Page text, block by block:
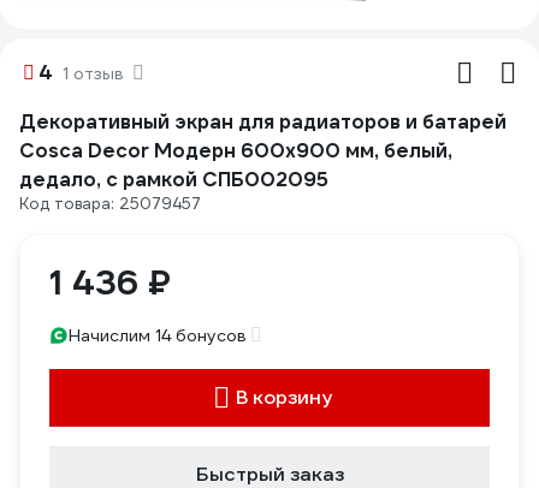
4 1 отзыв
Декоративный экран для радиаторов и батарей
Cosca Decor Модерн 600x900 мм, белый,
дедало, с рамкой СПБ002095
Код товара: 25079457
1 436 ₽
Начислим 14 бонусов
В корзину
Быстрый заказ